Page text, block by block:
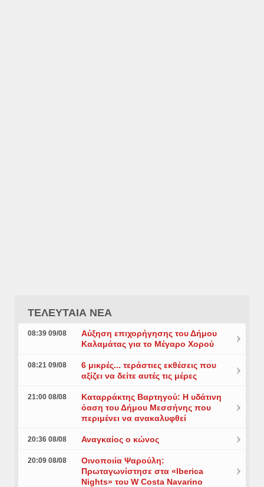
ΤΕΛΕΥΤΑΙΑ ΝΕΑ
08:39 09/08
Αύξηση επιχορήγησης του Δήμου
Καλαμάτας για το Μέγαρο Χορού
08:21 09/08
6 μικρές... τεράστιες εκθέσεις που
αξίζει να δείτε αυτές τις μέρες
21:00 08/08
Καταρράκτης Βαρτηγού: Η υδάτινη
όαση του Δήμου Μεσσήνης που
περιμένει να ανακαλυφθεί
20:36 08/08 Αναγκαίος ο κώνος
20:09 08/08
Οινοποιία Ψαρούλη:
Πρωταγωνίστησε στα «Iberica
Nights» του W Costa Navarino